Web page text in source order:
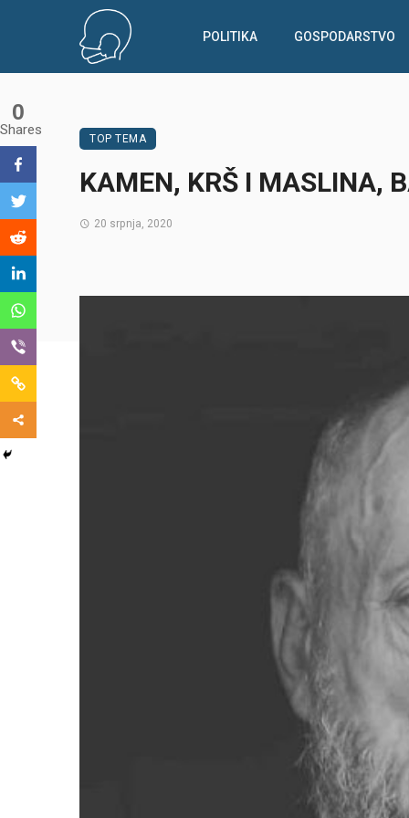
POLITIKA GOSPODARSTVO
TOP TEMA
KAMEN, KRŠ I MASLINA,
20 srpnja, 2020
0
Shares